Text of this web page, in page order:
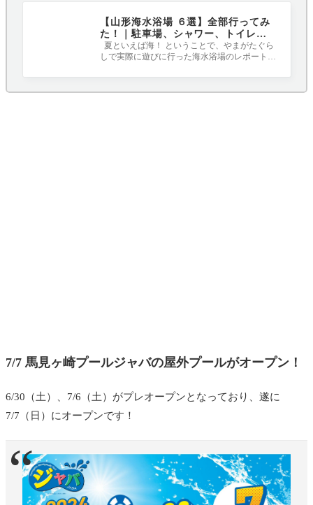
【山形海水浴場 ６選】全部行ってみ
た！｜駐車場、シャワー、トイレな
ども徹底紹介！！！
夏といえば海！ ということで、やまがたぐら
しで実際に遊びに行った海水浴場のレポートを
7/7 馬見ヶ崎プールジャバの屋外プールがオープン！
6/30（土）、7/6（土）がプレオープンとなっており、遂に
7/7（日）にオープンです！